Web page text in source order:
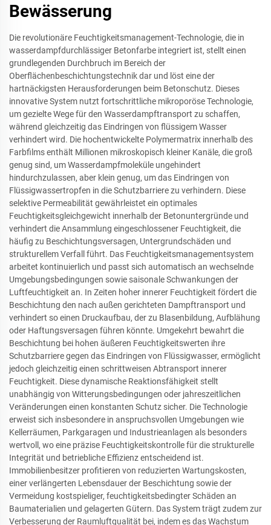
Bewässerung
Die revolutionäre Feuchtigkeitsmanagement-Technologie, die in
wasserdampfdurchlässiger Betonfarbe integriert ist, stellt einen
grundlegenden Durchbruch im Bereich der
Oberflächenbeschichtungstechnik dar und löst eine der
hartnäckigsten Herausforderungen beim Betonschutz. Dieses
innovative System nutzt fortschrittliche mikroporöse Technologie,
um gezielte Wege für den Wasserdampftransport zu schaffen,
während gleichzeitig das Eindringen von flüssigem Wasser
verhindert wird. Die hochentwickelte Polymermatrix innerhalb des
Farbfilms enthält Millionen mikroskopisch kleiner Kanäle, die groß
genug sind, um Wasserdampfmoleküle ungehindert
hindurchzulassen, aber klein genug, um das Eindringen von
Flüssigwassertropfen in die Schutzbarriere zu verhindern. Diese
selektive Permeabilität gewährleistet ein optimales
Feuchtigkeitsgleichgewicht innerhalb der Betonuntergründe und
verhindert die Ansammlung eingeschlossener Feuchtigkeit, die
häufig zu Beschichtungsversagen, Untergrundschäden und
strukturellem Verfall führt. Das Feuchtigkeitsmanagementsystem
arbeitet kontinuierlich und passt sich automatisch an wechselnde
Umgebungsbedingungen sowie saisonale Schwankungen der
Luftfeuchtigkeit an. In Zeiten hoher innerer Feuchtigkeit fördert die
Beschichtung den nach außen gerichteten Dampftransport und
verhindert so einen Druckaufbau, der zu Blasenbildung, Aufblähung
oder Haftungsversagen führen könnte. Umgekehrt bewahrt die
Beschichtung bei hohen äußeren Feuchtigkeitswerten ihre
Schutzbarriere gegen das Eindringen von Flüssigwasser, ermöglicht
jedoch gleichzeitig einen schrittweisen Abtransport innerer
Feuchtigkeit. Diese dynamische Reaktionsfähigkeit stellt
unabhängig von Witterungsbedingungen oder jahreszeitlichen
Veränderungen einen konstanten Schutz sicher. Die Technologie
erweist sich insbesondere in anspruchsvollen Umgebungen wie
Kellerräumen, Parkgaragen und Industrieanlagen als besonders
wertvoll, wo eine präzise Feuchtigkeitskontrolle für die strukturelle
Integrität und betriebliche Effizienz entscheidend ist.
Immobilienbesitzer profitieren von reduzierten Wartungskosten,
einer verlängerten Lebensdauer der Beschichtung sowie der
Vermeidung kostspieliger, feuchtigkeitsbedingter Schäden an
Baumaterialien und gelagerten Gütern. Das System trägt zudem zur
Verbesserung der Raumluftqualität bei, indem es das Wachstum